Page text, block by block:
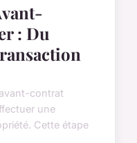
: Du
contrat
une
Cette étape